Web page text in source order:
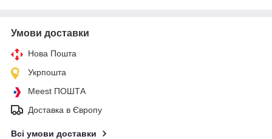
Умови доставки
Нова Пошта
Укрпошта
Meest ПОШТА
Доставка в Європу
Всі умови доставки